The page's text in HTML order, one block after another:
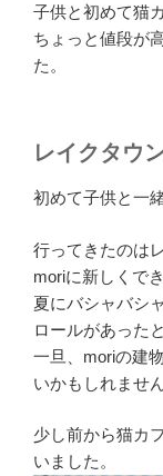
子供と初めて猫
ちょっと値段が
た。
レイクタウ
初めて子供と一
行ってきたのは
moriに新しくで
夏にバシャバシ
ロールがあった
一旦、moriの建
いかもしれません
少し前から猫カ
いました。